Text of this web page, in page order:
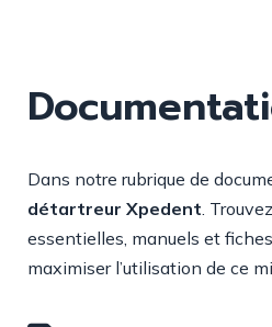
Dans notre rubrique de
détartreur Xpedent .
essentielles, manuels et
maximiser l’utilisation de ce